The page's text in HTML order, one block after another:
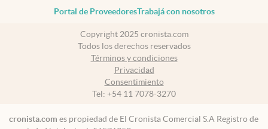
Portal de ProveedoresTrabajá con nosotros
Copyright 2025 cronista.com
Todos los derechos reservados
Términos y condiciones
Privacidad
Consentimiento
Tel: +54 11 7078-3270
cronista.com es propiedad de El Cronista Comercial S.A Registro de